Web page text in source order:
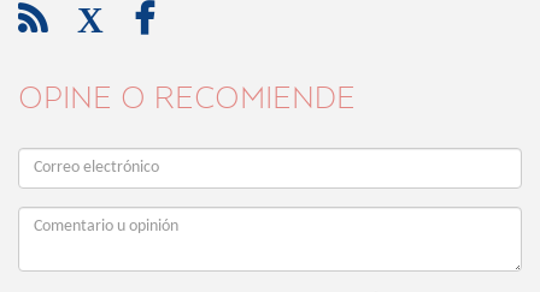
 X 
OPINE O RECOMIENDE